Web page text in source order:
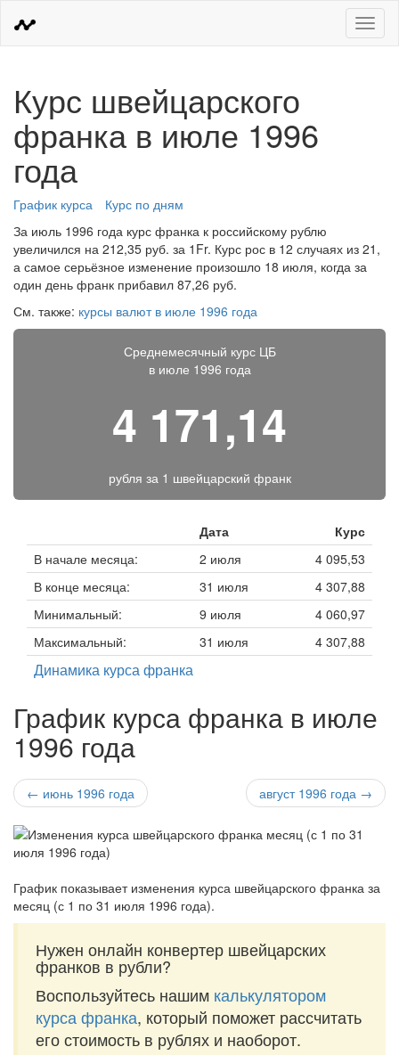
Меню
Курс швейцарского
франка в июле 1996
года
График курса
Курс по дням
За июль 1996 года курс франка к российскому рублю
увеличился на 212,35 руб. за 1Fr. Курс рос в 12 случаях из 21,
а самое серьёзное изменение произошло 18 июля, когда за
один день франк прибавил 87,26 руб.
См. также: курсы валют в июле 1996 года
Среднемесячный курс ЦБ
в июле 1996 года
4 171,14
рубля за 1 швейцарский франк
Дата
Курс
В начале месяца:
2 июля
4 095,53
В конце месяца:
31 июля
4 307,88
Минимальный:
9 июля
4 060,97
Максимальный:
31 июля 4 307,88
Динамика курса франка
График курса франка в июле
1996 года
← июнь 1996 года август 1996 года →
График показывает изменения курса швейцарского франка за
месяц (с 1 по 31 июля 1996 года).
Нужен онлайн конвертер швейцарских
франков в рубли?
Воспользуйтесь нашим калькулятором
курса франка, который поможет рассчитать
его стоимость в рублях и наоборот.